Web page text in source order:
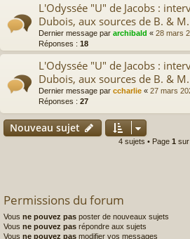
L'Odyssée "U" de Jacobs :
Dubois, aux sources de B. &
Dernier message par archibald « 28 mars
Réponses : 18
L'Odyssée "U" de Jacobs :
Dubois, aux sources de B. &
Dernier message par ccharlie « 27 mars
Réponses : 27
Nouveau sujet
4 sujets • Page 1 sur
Permissions du forum
Vous ne pouvez pas poster de nouveaux sujets
Vous ne pouvez pas répondre aux sujets
Vous ne pouvez pas modifier vos messages